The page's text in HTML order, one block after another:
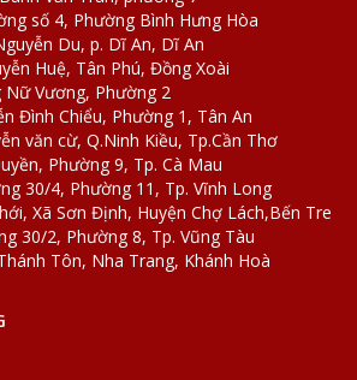
số 4, Phường Bình Hưng Hòa
Du, p. Dĩ An, Dĩ An
Huệ, Tân Phú, Đồng Xoài
Nữ Vương, Phường 2
Đình Chiểu, Phường 1, Tân An
văn cừ, Q.Ninh Kiều, Tp.Cần Thơ
Phường 9, Tp. Cà Mau
30/4, Phường 11, Tp. Vĩnh Long
Xã Sơn Định, Huyện Chợ Lách,Bến Tre
30/2, Phường 8, Tp. Vũng Tàu
Tôn, Nha Trang, Khánh Hoà